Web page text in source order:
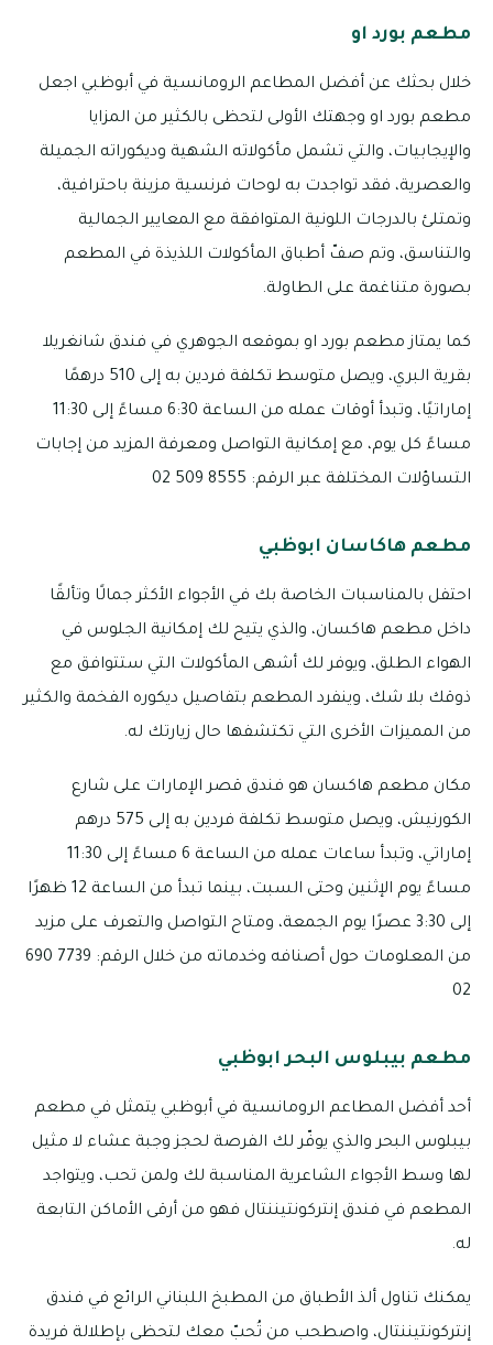
مطعم بورد او
خلال بحثك عن أفضل المطاعم الرومانسية في أبوظبي اجعل
مطعم بورد او وجهتك الأولى لتحظى بالكثير من المزايا
والإيجابيات، والتي تشمل مأكولاته الشهية وديكوراته الجميلة
والعصرية، فقد تواجدت به لوحات فرنسية مزينة باحترافية،
وتمتلئ بالدرجات اللونية المتوافقة مع المعايير الجمالية
والتناسق، وتم صفّ أطباق المأكولات اللذيذة في المطعم
بصورة متناغمة على الطاولة.
كما يمتاز مطعم بورد او بموقعه الجوهري في فندق شانغريلا
بقرية البري، ويصل متوسط تكلفة فردين به إلى 510 درهمًا
إماراتيًا، وتبدأ أوقات عمله من الساعة 6:30 مساءً إلى 11:30
مساءً كل يوم، مع إمكانية التواصل ومعرفة المزيد من إجابات
التساؤلات المختلفة عبر الرقم: 8555 509 02
مطعم هاكاسان ابوظبي
احتفل بالمناسبات الخاصة بك في الأجواء الأكثر جمالًا وتألقًا
داخل مطعم هاكسان، والذي يتيح لك إمكانية الجلوس في
الهواء الطلق، ويوفر لك أشهى المأكولات التي ستتوافق مع
ذوقك بلا شك، وينفرد المطعم بتفاصيل ديكوره الفخمة والكثير
من المميزات الأخرى التي تكتشفها حال زيارتك له.
مكان مطعم هاكسان هو فندق قصر الإمارات على شارع
الكورنيش، ويصل متوسط تكلفة فردين به إلى 575 درهم
إماراتي، وتبدأ ساعات عمله من الساعة 6 مساءً إلى 11:30
مساءً يوم الإثنين وحتى السبت، بينما تبدأ من الساعة 12 ظهرًا
إلى 3:30 عصرًا يوم الجمعة، ومتاح التواصل والتعرف على مزيد
من المعلومات حول أصنافه وخدماته من خلال الرقم: 7739 690
02
مطعم بيبلوس البحر ابوظبي
أحد أفضل المطاعم الرومانسية في أبوظبي يتمثل في مطعم
بيبلوس البحر والذي يوفّر لك الفرصة لحجز وجبة عشاء لا مثيل
لها وسط الأجواء الشاعرية المناسبة لك ولمن تحب، ويتواجد
المطعم في فندق إنتركونتيننتال فهو من أرقى الأماكن التابعة
له.
يمكنك تناول ألذ الأطباق من المطبخ اللبناني الرائع في فندق
إنتركونتيننتال، واصطحب من تُحبّ معك لتحظى بإطلالة فريدة